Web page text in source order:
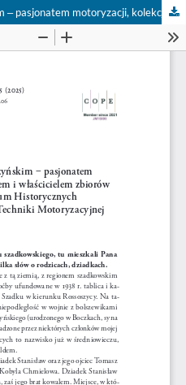
Wywiad z Jackiem Kopczyńskim ‒ pasjonatem motoryzacji, kolekcjonerem i właścicielem zbiorów zgromadzonych w Muzeum Historycznych Pojazdów Militarnych i Techniki Motoryzacyjnej w Boczkach